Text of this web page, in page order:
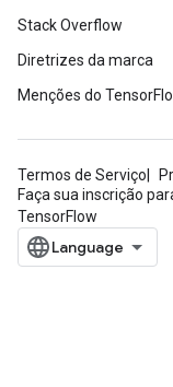
Stack Overflow
Diretrizes da marca
Menções do
Termos de Serviço
Faça sua inscrição
TensorFlow